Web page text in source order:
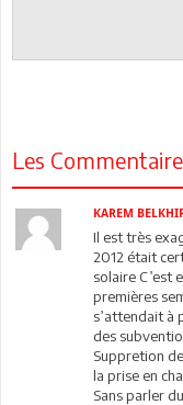
Les
KAREM
Il est très
2012 était
solaire C’est
premières
s’attendait à
des
Suppretion
la prise en
Sans parler